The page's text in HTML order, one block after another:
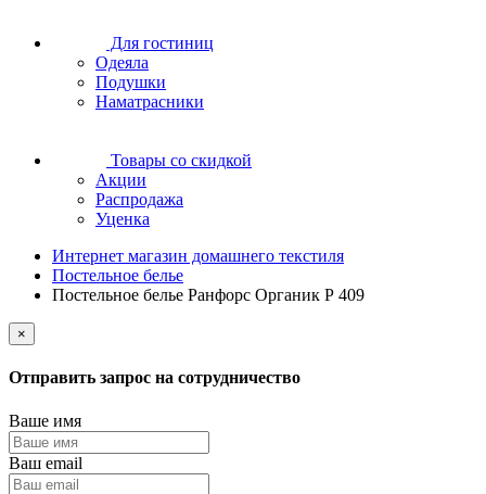
Для гостиниц
Одеяла
Подушки
Наматрасники
Товары со скидкой
Акции
Распродажа
Уценка
Интернет магазин домашнего текстиля
Постельное белье
Постельное белье Ранфорс Органик Р 409
×
Отправить запрос на сотрудничество
Ваше имя
Ваш email